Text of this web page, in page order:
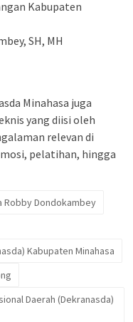
Kabupaten
SH, MH
Minahasa juga
yang diisi oleh
relevan di
pelatihan, hingga
Robby Dondokambey
Kabupaten Minahasa
Daerah (Dekranasda)